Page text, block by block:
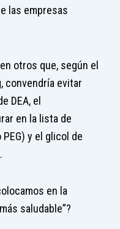
las empresas
otros que, según el
convendría evitar
DEA, el
en la lista de
y el glicol de
en la
saludable”?